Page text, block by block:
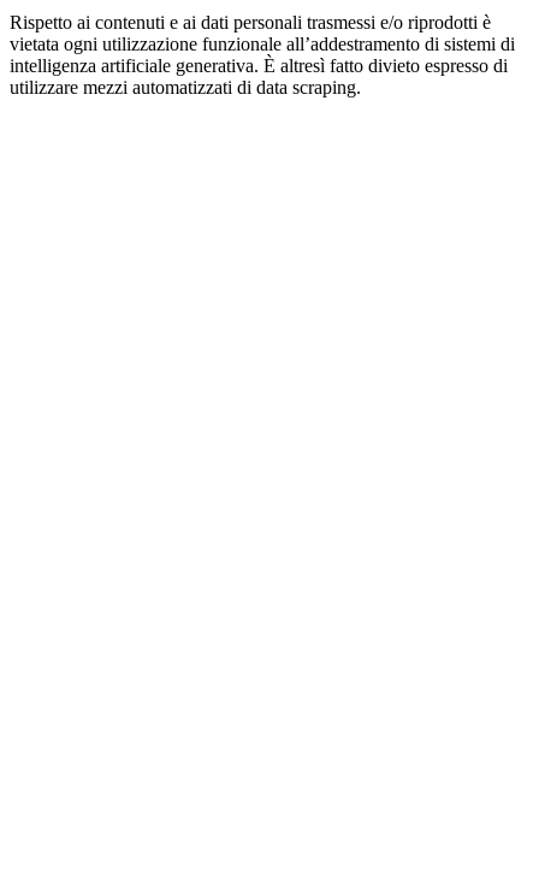
Rispetto ai contenuti e ai dati personali trasmessi e/o riprodotti è
vietata ogni utilizzazione funzionale all’addestramento di sistemi di
intelligenza artificiale generativa. È altresì fatto divieto espresso di
utilizzare mezzi automatizzati di data scraping.